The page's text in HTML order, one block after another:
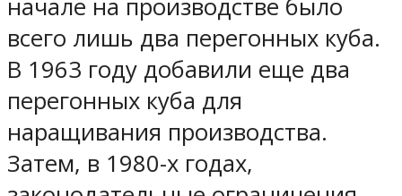
начале на производстве было
всего лишь два перегонных куба.
В 1963 году добавили еще два
перегонных куба для
наращивания производства.
Затем, в 1980-х годах,